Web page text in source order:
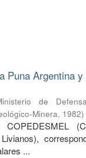
Puna Argentina
de
Minera, 1982)
...